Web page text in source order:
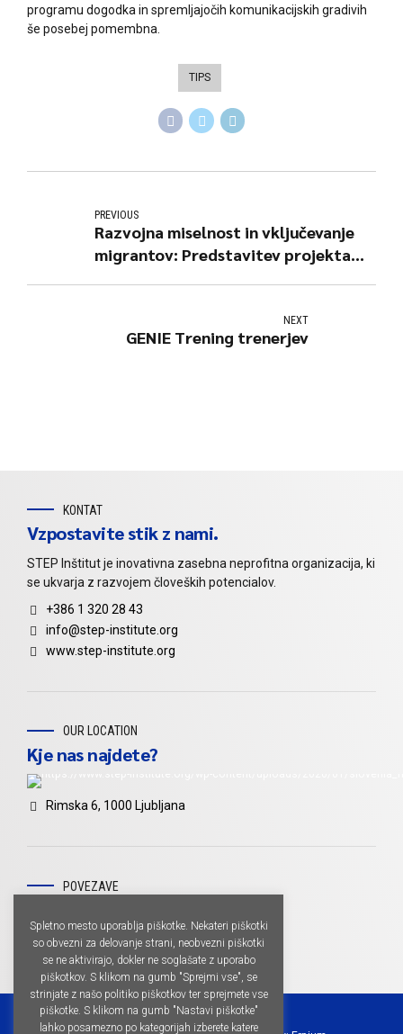
programu dogodka in spremljajočih komunikacijskih gradivih
še posebej pomembna.
TIPS
PREVIOUS
Razvojna miselnost in vključevanje
migrantov: Predstavitev projekta
NEXT
GENIE Trening trenerjev
KONTAT
Vzpostavite stik z nami.
STEP Inštitut je inovativna zasebna neprofitna organizacija, ki
se ukvarja z razvojem človeških potencialov.
+386 1 320 28 43
info@step-institute.org
www.step-institute.org
OUR LOCATION
Kje nas najdete?
Rimska 6, 1000 Ljubljana
POVEZAVE
Spletno mesto uporablja piškotke. Nekateri piškotki
so obvezni za delovanje strani, neobvezni piškotki
se ne aktivirajo, dokler ne soglašate z uporabo
piškotkov. S klikom na gumb "Sprejmi vse", se
strinjate z našo politiko piškotkov ter sprejmete vse
piškotke. S klikom na gumb "Nastavi piškotke"
lahko posamezno po kategorijah izberete katere